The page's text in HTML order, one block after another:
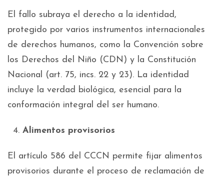
El fallo subraya el derecho a la identidad,
protegido por varios instrumentos internacionales
de derechos humanos, como la Convención sobre
los Derechos del Niño (CDN) y la Constitución
Nacional (art. 75, incs. 22 y 23). La identidad
incluye la verdad biológica, esencial para la
conformación integral del ser humano.
Alimentos provisorios
El artículo 586 del CCCN permite fijar alimentos
provisorios durante el proceso de reclamación de